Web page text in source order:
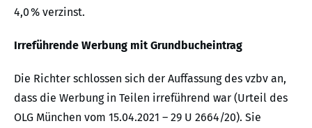
4,0 % verzinst.
Irreführende Werbung mit Grundbucheintrag
Die Richter schlossen sich der Auffassung des vzbv an,
dass die Werbung in Teilen irreführend war (Urteil des
OLG München vom 15.04.2021 – 29 U 2664/20). Sie